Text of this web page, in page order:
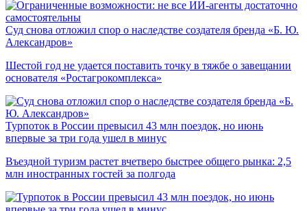
Суд снова отложил спор о наследстве создателя бренда «Б. Ю.
Александров»
Шестой год не удается поставить точку в тяжбе о завещании
основателя «Ростагрокомплекса»
Турпоток в России превысил 43 млн поездок, но июнь
впервые за три года ушел в минус
Въездной туризм растет вчетверо быстрее общего рынка: 2,5
млн иностранных гостей за полгода